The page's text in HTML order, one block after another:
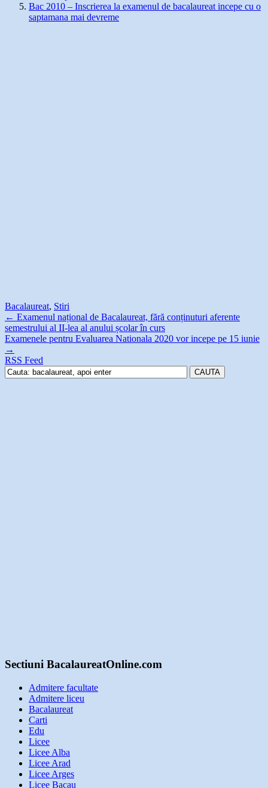
Bac 2010 – Inscrierea la examenul de bacalaureat incepe cu o
saptamana mai devreme
Bacalaureat, Stiri
← Examenul național de Bacalaureat, fără conținuturi aferente
semestrului al II-lea al anului școlar în curs
Examenele pentru Evaluarea Nationala 2020 vor incepe pe 15 iunie
→
RSS Feed
Sectiuni BacalaureatOnline.com
Admitere facultate
Admitere liceu
Bacalaureat
Carti
Edu
Licee
Licee Alba
Licee Arad
Licee Arges
Licee Bacau